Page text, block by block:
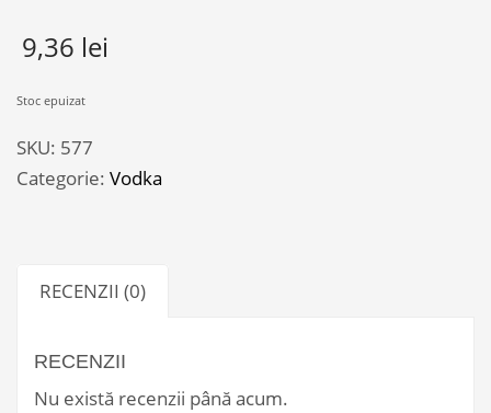
9,36 lei
Stoc epuizat
SKU: 577
Categorie: Vodka
RECENZII (0)
RECENZII
Nu există recenzii până acum.